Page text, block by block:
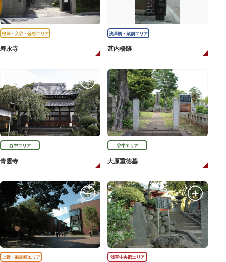
根岸・入谷・金杉エリア
寿永寺
浅草橋・蔵前エリア
甚内橋跡
谷中エリア
青雲寺
谷中エリア
大原重徳墓
上野・御徒町エリア 浅草中央部エリア